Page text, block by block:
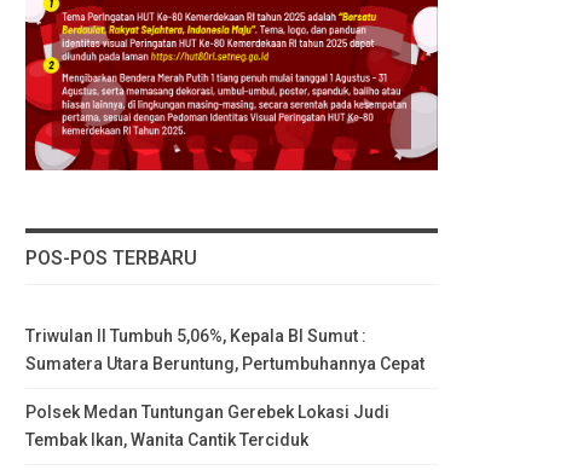
POS-POS TERBARU
Triwulan II Tumbuh 5,06%, Kepala BI Sumut :
Sumatera Utara Beruntung, Pertumbuhannya Cepat
Polsek Medan Tuntungan Gerebek Lokasi Judi
Tembak Ikan, Wanita Cantik Terciduk